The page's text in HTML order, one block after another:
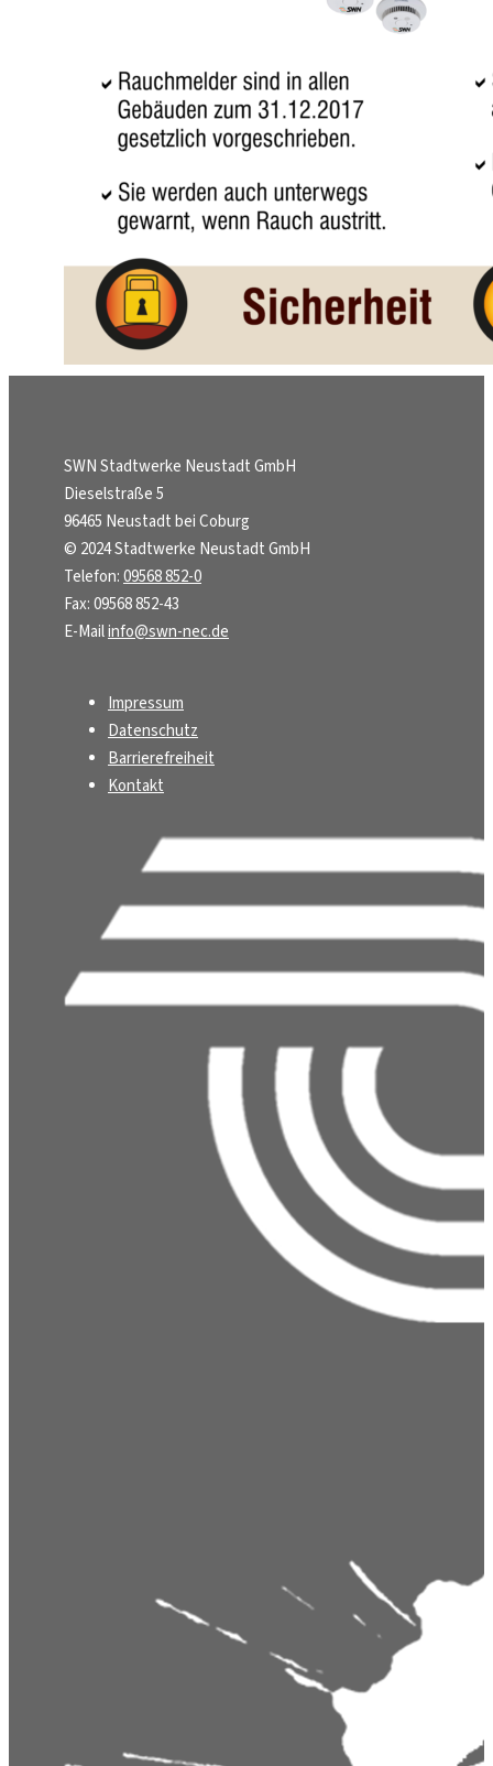
SWN Stadtwerke Neustadt GmbH
Dieselstraße 5
96465 Neustadt bei Coburg
© 2024 Stadtwerke Neustadt GmbH
Telefon:09568 852-0
Fax: 09568 852-43
E-Mailinfo@swn-nec.de
Impressum
Datenschutz
Barrierefreiheit
Kontakt